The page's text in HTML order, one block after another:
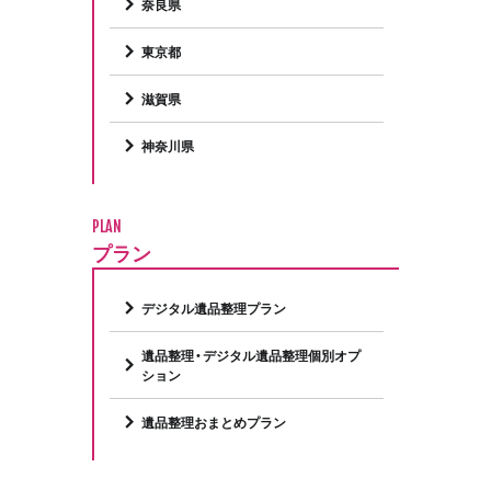
奈良県
東京都
滋賀県
神奈川県
PLAN
プラン
デジタル遺品整理プラン
遺品整理・デジタル遺品整理個別オプ
ション
遺品整理おまとめプラン